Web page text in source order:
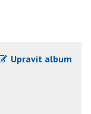
Upravit album